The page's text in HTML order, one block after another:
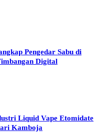
Pengedar Sabu di
Digital
Liquid Vape Etomidate
Kamboja